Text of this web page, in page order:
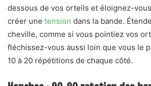
dessous de vos orteils et éloignez-
créer une tension dans la bande.
cheville, comme si vous pointiez vos
fléchissez-vous aussi loin que vous le
10 à 20 répétitions de chaque côté.